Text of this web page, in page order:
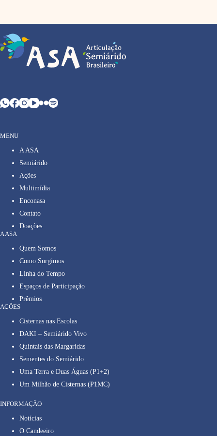
MENU
A ASA
Semiárido
Ações
Multimídia
Enconasa
Contato
Doações
A ASA
Quem Somos
Como Surgimos
Linha do Tempo
Espaços de Participação
Prêmios
AÇÕES
Cisternas nas Escolas
DAKI – Semiárido Vivo
Quintais das Margaridas
Sementes do Semiárido
Uma Terra e Duas Águas (P1+2)
Um Milhão de Cisternas (P1MC)
INFORMAÇÃO
Notícias
O Candeeiro